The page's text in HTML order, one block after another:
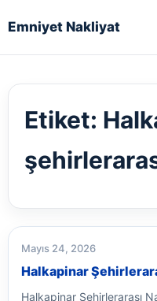
Emniyet Nakliyat
Etiket:
Mayıs 24, 2026
Halkapinar
Halkapinar Şehirlerarası